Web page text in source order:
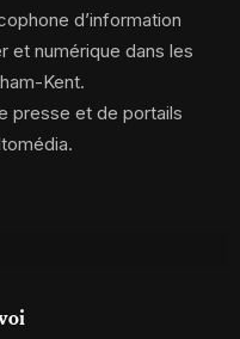
d’information
et numérique dans les
Kent.
presse et de portails